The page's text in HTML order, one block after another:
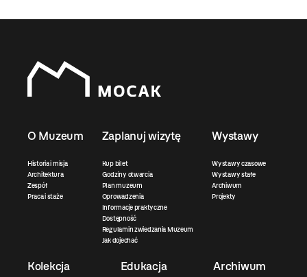
O Muzeum
Historia i misja
Architektura
Zespół
Praca i staże
Zaplanuj wizytę
Kup bilet
Godziny otwarcia
Plan muzeum
Oprowadzenia
Informacje praktyczne
Dostępność
Regulamin zwiedzania Muzeum
Jak dojechać
Wystawy
Wystawy czasowe
Wystawy stałe
Archiwum
Projekty
Kolekcja Edukacja Archiwum